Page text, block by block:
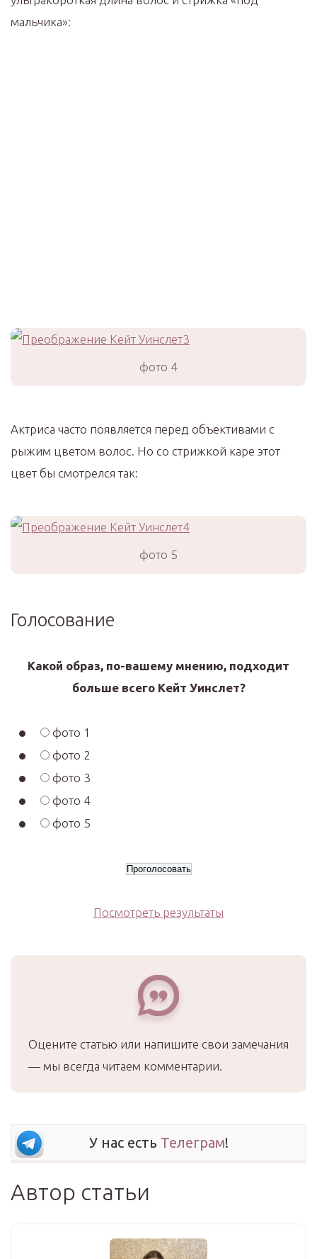
мальчика»:
фото 4
Актриса часто появляется перед объективами с
рыжим цветом волос. Но со стрижкой каре этот
цвет бы смотрелся так:
фото 5
Голосование
Какой образ, по-вашему мнению, подходит
больше всего Кейт Уинслет?
фото 1
фото 2
фото 3
фото 4
фото 5
Посмотреть результаты
Оцените статью или напишите свои замечания
— мы всегда читаем комментарии.
У нас есть Телеграм!
Автор статьи